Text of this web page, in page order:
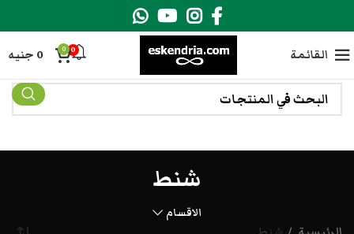
القائمة 0
0
0 جنيه
شنط
الاقسام